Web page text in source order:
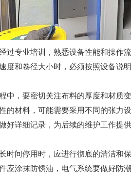
过专业培训，熟悉设备性能和操作流
度和卷径大小时，必须按照设备说
中，要密切关注布料的厚度和材质
的材料，可能需要采用不同的张力设
好详细记录，为后续的维护工作提供
时间停用时，应进行彻底的清洁和保
应涂抹防锈油，电气系统要做好防潮